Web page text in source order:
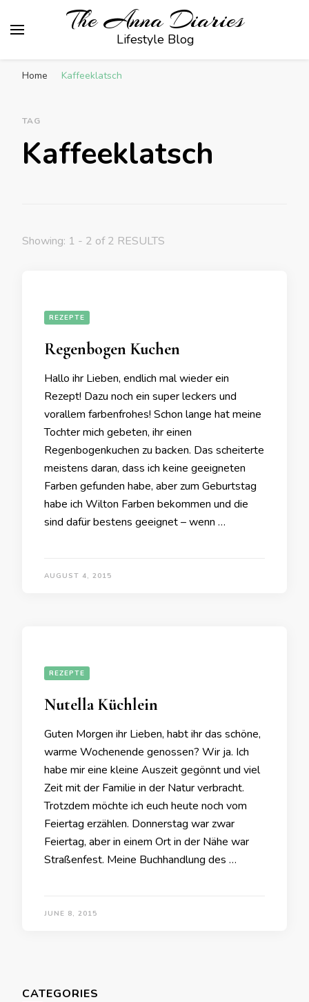
The Anna Diaries
Lifestyle Blog
Home Kaffeeklatsch
TAG
Kaffeeklatsch
Showing: 1 - 2 of 2 RESULTS
REZEPTE
Regenbogen Kuchen
Hallo ihr Lieben, endlich mal wieder ein
Rezept! Dazu noch ein super leckers und
vorallem farbenfrohes! Schon lange hat meine
Tochter mich gebeten, ihr einen
Regenbogenkuchen zu backen. Das scheiterte
meistens daran, dass ich keine geeigneten
Farben gefunden habe, aber zum Geburtstag
habe ich Wilton Farben bekommen und die
sind dafür bestens geeignet – wenn …
AUGUST 4, 2015
REZEPTE
Nutella Küchlein
Guten Morgen ihr Lieben, habt ihr das schöne,
warme Wochenende genossen? Wir ja. Ich
habe mir eine kleine Auszeit gegönnt und viel
Zeit mit der Familie in der Natur verbracht.
Trotzdem möchte ich euch heute noch vom
Feiertag erzählen. Donnerstag war zwar
Feiertag, aber in einem Ort in der Nähe war
Straßenfest. Meine Buchhandlung des …
JUNE 8, 2015
CATEGORIES